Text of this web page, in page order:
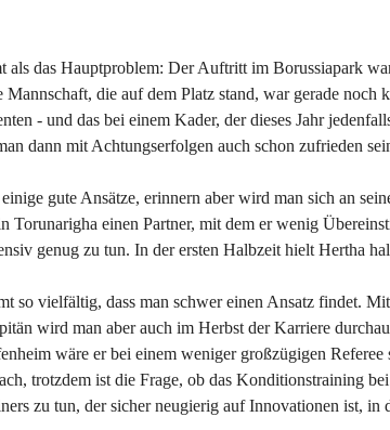
als das Hauptproblem: Der Auftritt im Borussiapark
die auf dem Platz stand, war gerade
- und das bei einem Kader, der dieses Jahr
dann mit Achtungserfolgen auch schon zufrieden
gute Ansätze, erinnern aber wird man sich an
Torunarigha einen Partner, mit dem er wenig
genug zu tun. In der ersten Halbzeit hielt Hertha
so vielfältig, dass man schwer einen Ansatz findet.
wird man aber auch im Herbst der Karriere
wäre er bei einem weniger großzügigen
trotzdem ist die Frage, ob das Konditionstraining
zu tun, der sicher neugierig auf Innovationen ist,